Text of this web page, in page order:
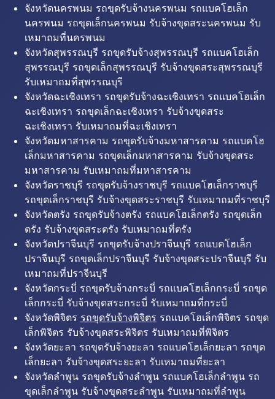
จังหวัดนครพนม รถขุดรับจ้างนครพนม รถแบคโฮเล็ก
นครพนม รถขุดเล็กนครพนม รับจ้างขุดสระนครพนม รับ
เหมาถมที่นครพนม
จังหวัดสุพรรณบุรี รถขุดรับจ้างสุพรรณบุรี รถแบคโฮเล็ก
สุพรรณบุรี รถขุดเล็กสุพรรณบุรี รับจ้างขุดสระสุพรรณบุรี
รับเหมาถมที่สุพรรณบุรี
จังหวัดฉะเชิงเทรา รถขุดรับจ้างฉะเชิงเทรา รถแบคโฮเล็ก
ฉะเชิงเทรา รถขุดเล็กฉะเชิงเทรา รับจ้างขุดสระ
ฉะเชิงเทรา รับเหมาถมที่ฉะเชิงเทรา
จังหวัดมหาสารคาม รถขุดรับจ้างมหาสารคาม รถแบคโฮ
เล็กมหาสารคาม รถขุดเล็กมหาสารคาม รับจ้างขุดสระ
มหาสารคาม รับเหมาถมที่มหาสารคาม
จังหวัดราชบุรี รถขุดรับจ้างราชบุรี รถแบคโฮเล็กราชบุรี
รถขุดเล็กราชบุรี รับจ้างขุดสระราชบุรี รับเหมาถมที่ราชบุรี
จังหวัดตรัง รถขุดรับจ้างตรัง รถแบคโฮเล็กตรัง รถขุดเล็ก
ตรัง รับจ้างขุดสระตรัง รับเหมาถมที่ตรัง
จังหวัดปราจีนบุรี รถขุดรับจ้างปราจีนบุรี รถแบคโฮเล็ก
ปราจีนบุรี รถขุดเล็กปราจีนบุรี รับจ้างขุดสระปราจีนบุรี รับ
เหมาถมที่ปราจีนบุรี
จังหวัดกระบี่ รถขุดรับจ้างกระบี่ รถแบคโฮเล็กกระบี่ รถขุด
เล็กกระบี่ รับจ้างขุดสระกระบี่ รับเหมาถมที่กระบี่
จังหวัดพิจิตร รถขุดรับจ้างพิจิตร รถแบคโฮเล็กพิจิตร รถขุด
เล็กพิจิตร รับจ้างขุดสระพิจิตร รับเหมาถมที่พิจิตร
จังหวัดยะลา รถขุดรับจ้างยะลา รถแบคโฮเล็กยะลา รถขุด
เล็กยะลา รับจ้างขุดสระยะลา รับเหมาถมที่ยะลา
จังหวัดลำพูน รถขุดรับจ้างลำพูน รถแบคโฮเล็กลำพูน รถ
ขุดเล็กลำพูน รับจ้างขุดสระลำพูน รับเหมาถมที่ลำพูน